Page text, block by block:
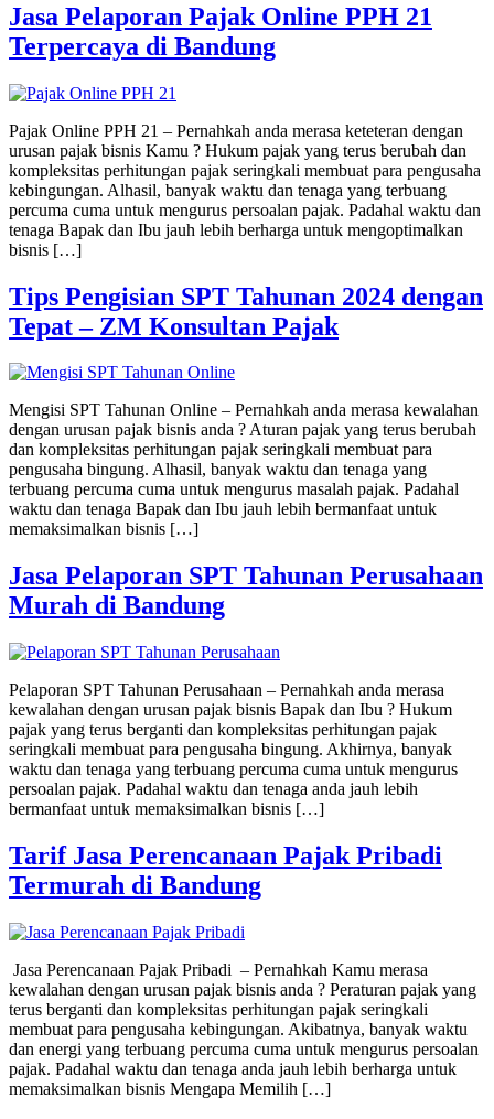
Jasa Pelaporan Pajak Online PPH 21
Terpercaya di Bandung
Pajak Online PPH 21 – Pernahkah anda merasa keteteran dengan
urusan pajak bisnis Kamu ? Hukum pajak yang terus berubah dan
kompleksitas perhitungan pajak seringkali membuat para pengusaha
kebingungan. Alhasil, banyak waktu dan tenaga yang terbuang
percuma cuma untuk mengurus persoalan pajak. Padahal waktu dan
tenaga Bapak dan Ibu jauh lebih berharga untuk mengoptimalkan
bisnis […]
Tips Pengisian SPT Tahunan 2024 dengan
Tepat – ZM Konsultan Pajak
Mengisi SPT Tahunan Online – Pernahkah anda merasa kewalahan
dengan urusan pajak bisnis anda ? Aturan pajak yang terus berubah
dan kompleksitas perhitungan pajak seringkali membuat para
pengusaha bingung. Alhasil, banyak waktu dan tenaga yang
terbuang percuma cuma untuk mengurus masalah pajak. Padahal
waktu dan tenaga Bapak dan Ibu jauh lebih bermanfaat untuk
memaksimalkan bisnis […]
Jasa Pelaporan SPT Tahunan Perusahaan
Murah di Bandung
Pelaporan SPT Tahunan Perusahaan – Pernahkah anda merasa
kewalahan dengan urusan pajak bisnis Bapak dan Ibu ? Hukum
pajak yang terus berganti dan kompleksitas perhitungan pajak
seringkali membuat para pengusaha bingung. Akhirnya, banyak
waktu dan tenaga yang terbuang percuma cuma untuk mengurus
persoalan pajak. Padahal waktu dan tenaga anda jauh lebih
bermanfaat untuk memaksimalkan bisnis […]
Tarif Jasa Perencanaan Pajak Pribadi
Termurah di Bandung
Jasa Perencanaan Pajak Pribadi – Pernahkah Kamu merasa
kewalahan dengan urusan pajak bisnis anda ? Peraturan pajak yang
terus berganti dan kompleksitas perhitungan pajak seringkali
membuat para pengusaha kebingungan. Akibatnya, banyak waktu
dan energi yang terbuang percuma cuma untuk mengurus persoalan
pajak. Padahal waktu dan tenaga anda jauh lebih berharga untuk
memaksimalkan bisnis Mengapa Memilih […]